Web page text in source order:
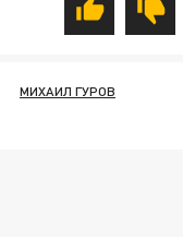
МИХАИЛ ГУРОВ